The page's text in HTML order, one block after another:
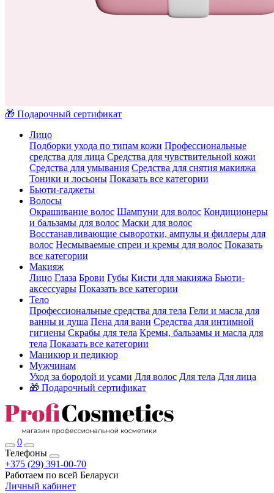
🎁 Подарочный сертификат
Лицо
Подборки ухода по типам кожи Профессиональные
средства для лица Средства для чувствительной кожи
Средства для умывания Средства для снятия макияжа
Тоники и лосьоны Показать все категории
Бьюти-гаджеты
Волосы
Окрашивание волос Шампуни для волос Кондиционеры
и бальзамы для волос Маски для волос
Восстанавливающие сыворотки, ампулы и филлеры для
волос Несмываемые спреи и кремы для волос Показать
все категории
Макияж
Лицо Глаза Брови Губы Кисти для макияжа Бьюти-
аксессуары Показать все категории
Тело
Профессиональные средства для тела Гели и масла для
ванны и душа Пена для ванн Средства для интимной
гигиены Скрабы для тела Кремы, бальзамы и масла для
тела Показать все категории
Маникюр и педикюр
Мужчинам
Уход за бородой и усами Для волос Для тела Для лица
🎁 Подарочный сертификат
0
Телефоны
+375 (29) 391-00-70
Работаем по всей Беларуси
Личный кабинет